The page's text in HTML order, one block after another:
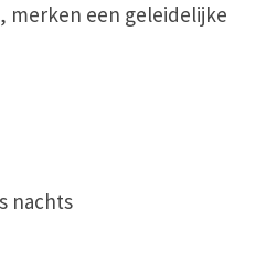
merken een geleidelijke
nachts